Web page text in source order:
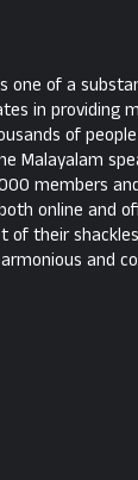
one of a
in providing
of
Malayalam
members
online and
of their
and